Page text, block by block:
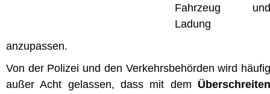
Fahrzeug und
Ladung
anzupassen.
Von der Polizei und den Verkehrsbehörden wird häufig
außer Acht gelassen, dass mit dem Überschreiten